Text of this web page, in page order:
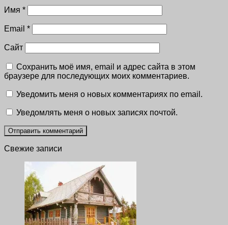
Имя *
Email *
Сайт
Сохранить моё имя, email и адрес сайта в этом
браузере для последующих моих комментариев.
Уведомить меня о новых комментариях по email.
Уведомлять меня о новых записях почтой.
Свежие записи